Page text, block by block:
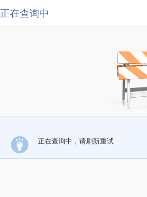
正在查询中
正在查询中，请刷新重试